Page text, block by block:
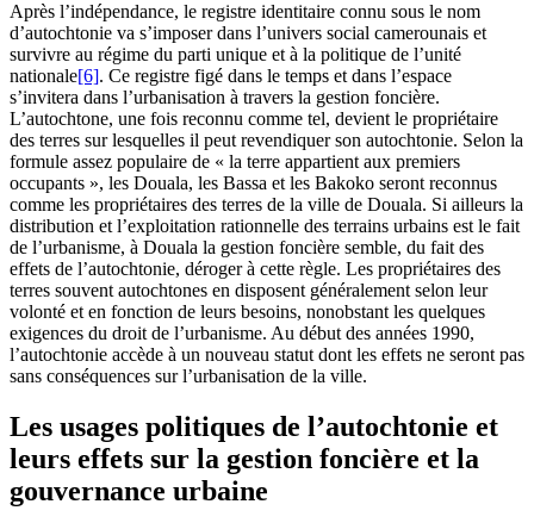
Après l’indépendance, le registre identitaire connu sous le nom
d’autochtonie va s’imposer dans l’univers social camerounais et
survivre au régime du parti unique et à la politique de l’unité
nationale[6]. Ce registre figé dans le temps et dans l’espace
s’invitera dans l’urbanisation à travers la gestion foncière.
L’autochtone, une fois reconnu comme tel, devient le propriétaire
des terres sur lesquelles il peut revendiquer son autochtonie. Selon la
formule assez populaire de « la terre appartient aux premiers
occupants », les Douala, les Bassa et les Bakoko seront reconnus
comme les propriétaires des terres de la ville de Douala. Si ailleurs la
distribution et l’exploitation rationnelle des terrains urbains est le fait
de l’urbanisme, à Douala la gestion foncière semble, du fait des
effets de l’autochtonie, déroger à cette règle. Les propriétaires des
terres souvent autochtones en disposent généralement selon leur
volonté et en fonction de leurs besoins, nonobstant les quelques
exigences du droit de l’urbanisme. Au début des années 1990,
l’autochtonie accède à un nouveau statut dont les effets ne seront pas
sans conséquences sur l’urbanisation de la ville.
Les usages politiques de l’autochtonie et
leurs effets sur la gestion foncière et la
gouvernance urbaine